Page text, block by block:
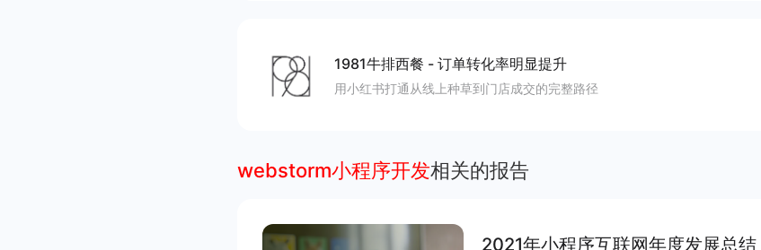
1981牛排西餐 - 订单转化率明显提升
用小红书打通从线上种草到门店成交的完整路径
webstorm小程序开发相关的报告
2021年小程序互联网年度发展总